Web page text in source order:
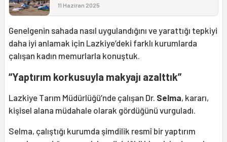
11 Haziran 2025
Genelgenin sahada nasıl uygulandığını ve yarattığı tepkiyi
daha iyi anlamak için Lazkiye’deki farklı kurumlarda
çalışan kadın memurlarla konuştuk.
“Yaptırım korkusuyla makyajı azalttık”
Lazkiye Tarım Müdürlüğü’nde çalışan Dr. Selma, kararı,
kişisel alana müdahale olarak gördüğünü vurguladı.
Selma, çalıştığı kurumda şimdilik resmî bir yaptırım